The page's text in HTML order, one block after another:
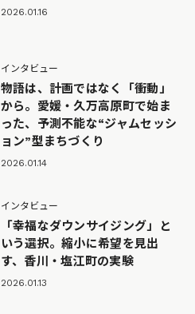
2026.01.16
インタビュー
物語は、計画ではなく「衝動」
から。愛媛・久万高原町で始ま
った、予測不能な“ジャムセッシ
ョン”型まちづくり
2026.01.14
インタビュー
「幸福なダウンサイジング」と
いう選択。縮小に希望を見出
す、香川・塩江町の実験
2026.01.13